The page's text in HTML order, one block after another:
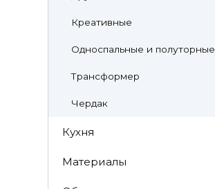
Креативные
Односпальные и полуторные
Трансформер
Чердак
Кухня
Материалы